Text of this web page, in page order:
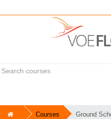
Central do Tripulante
Courses Ground